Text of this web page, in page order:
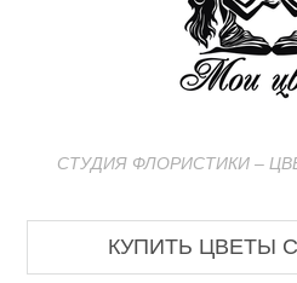
СТУДИЯ ФЛОРИСТИКИ –
КУПИТЬ ЦВЕТЫ